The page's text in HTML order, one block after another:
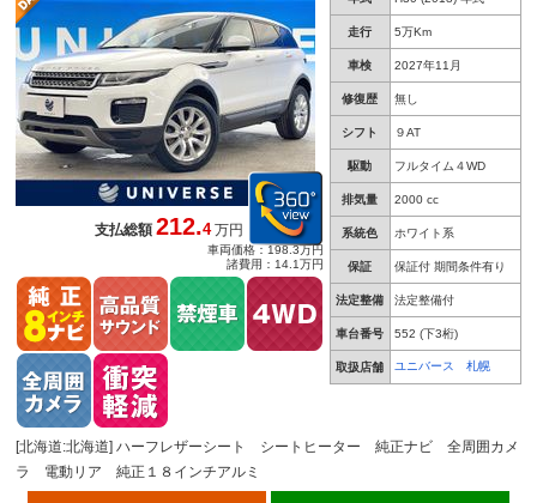
ａｎスピーカー レーンアシスト 禁煙車 ＥＴ
Ｃ キーレス ４ＷＤ
走行 5万Km
車検 2027年11月
修復歴 無し
シフト ９AT
駆動 フルタイム４WD
排気量 2000 cc
系統色 ホワイト系
保証 保証付 期間条件有り
法定整備 法定整備付
車台番号 552 (下3桁)
取扱店舗 ユニバース 札幌
支払総額212.4 万円
車両価格：198.3万円
諸費用：14.1万円
[北海道:北海道] ハーフレザーシート シートヒーター 純正ナビ 全周囲カメ
ラ 電動リア 純正１８インチアルミ